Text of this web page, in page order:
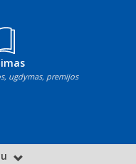
ugdymas, premijos